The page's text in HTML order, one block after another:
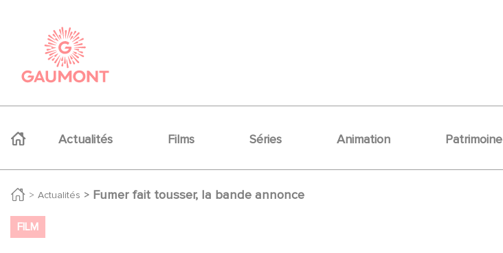
Actualités Films Séries Animation Patrimoine
Actualités Fumer fait tousser, la bande annonce
FILM